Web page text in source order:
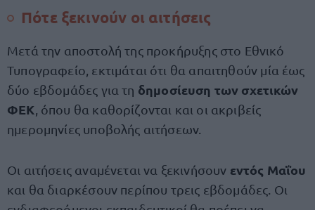
Πότε ξεκινούν οι αιτήσεις
Μετά την αποστολή της προκήρυξης στο Εθνικό
Τυπογραφείο, εκτιμάται ότι θα απαιτηθούν μία έως
δύο εβδομάδες για τη δημοσίευση των σχετικών
ΦΕΚ , όπου θα καθορίζονται και οι ακριβείς
ημερομηνίες υποβολής αιτήσεων.
Οι αιτήσεις αναμένεται να ξεκινήσουν εντός Μαΐου
και θα διαρκέσουν περίπου τρεις εβδομάδες. Οι